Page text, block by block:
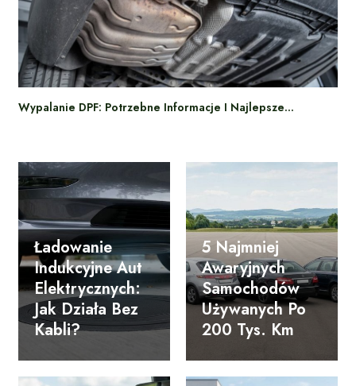
Wypalanie DPF: Potrzebne Informacje I Najlepsze…
Ładowanie
Indukcyjne Aut
Elektrycznych:
Jak Działa Bez
Kabli?
5 Najmniej
Awaryjnych
Samochodów
Używanych Po
200 Tys. Km